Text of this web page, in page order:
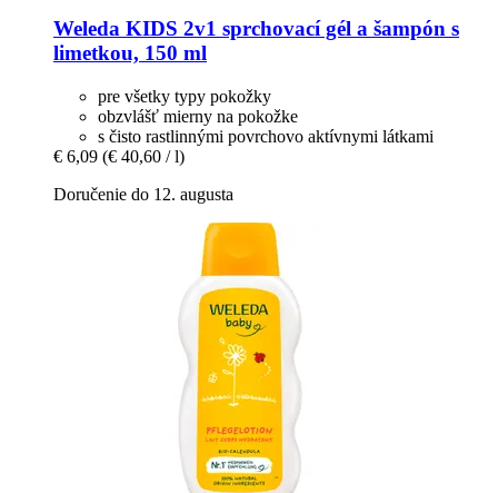
Weleda KIDS 2v1 sprchovací gél a šampón s
limetkou, 150 ml
pre všetky typy pokožky
obzvlášť mierny na pokožke
s čisto rastlinnými povrchovo aktívnymi látkami
€ 6,09 (€ 40,60 / l)
Doručenie do 12. augusta